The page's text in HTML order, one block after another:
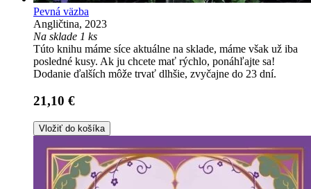
Pevná väzba
Angličtina, 2023
Na sklade 1 ks
Túto knihu máme síce aktuálne na sklade, máme však už iba
posledné kusy. Ak ju chcete mať rýchlo, ponáhľajte sa!
Dodanie ďalších môže trvať dlhšie, zvyčajne do 23 dní.
21,10 €
Vložiť do košíka